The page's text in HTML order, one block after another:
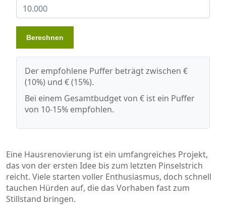
Berechnen
Der empfohlene Puffer beträgt zwischen €
(10%) und € (15%).
Bei einem Gesamtbudget von € ist ein Puffer
von 10-15% empfohlen.
Eine Hausrenovierung ist ein umfangreiches Projekt,
das von der ersten Idee bis zum letzten Pinselstrich
reicht. Viele starten voller Enthusiasmus, doch schnell
tauchen Hürden auf, die das Vorhaben fast zum
Stillstand bringen.